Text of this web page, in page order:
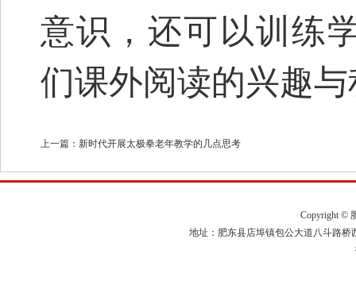
意识，还可以训练
们课外阅读的兴趣
上一篇： 新时代开展太极拳老年教学的几点思考
Copyright ©
地址：肥东县店埠镇包公大道八斗路